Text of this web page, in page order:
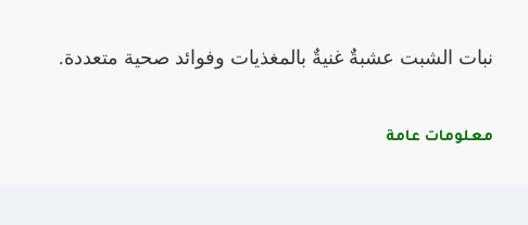
نبات الشبت عشبةٌ غنيةٌ بالمغذيات وفوائد صحية متعددة.
معلومات عامة